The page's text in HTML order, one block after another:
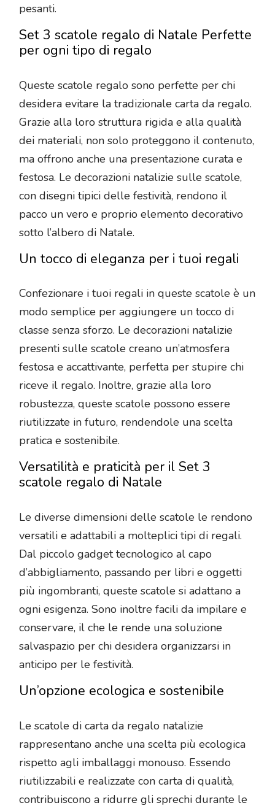
pesanti.
Set 3 scatole regalo di Natale Perfette
per ogni tipo di regalo
Queste scatole regalo sono perfette per chi
desidera evitare la tradizionale carta da regalo.
Grazie alla loro struttura rigida e alla qualità
dei materiali, non solo proteggono il contenuto,
ma offrono anche una presentazione curata e
festosa. Le decorazioni natalizie sulle scatole,
con disegni tipici delle festività, rendono il
pacco un vero e proprio elemento decorativo
sotto l’albero di Natale.
Un tocco di eleganza per i tuoi regali
Confezionare i tuoi regali in queste scatole è un
modo semplice per aggiungere un tocco di
classe senza sforzo. Le decorazioni natalizie
presenti sulle scatole creano un’atmosfera
festosa e accattivante, perfetta per stupire chi
riceve il regalo. Inoltre, grazie alla loro
robustezza, queste scatole possono essere
riutilizzate in futuro, rendendole una scelta
pratica e sostenibile.
Versatilità e praticità per il Set 3
scatole regalo di Natale
Le diverse dimensioni delle scatole le rendono
versatili e adattabili a molteplici tipi di regali.
Dal piccolo gadget tecnologico al capo
d’abbigliamento, passando per libri e oggetti
più ingombranti, queste scatole si adattano a
ogni esigenza. Sono inoltre facili da impilare e
conservare, il che le rende una soluzione
salvaspazio per chi desidera organizzarsi in
anticipo per le festività.
Un’opzione ecologica e sostenibile
Le scatole di carta da regalo natalizie
rappresentano anche una scelta più ecologica
rispetto agli imballaggi monouso. Essendo
riutilizzabili e realizzate con carta di qualità,
contribuiscono a ridurre gli sprechi durante le